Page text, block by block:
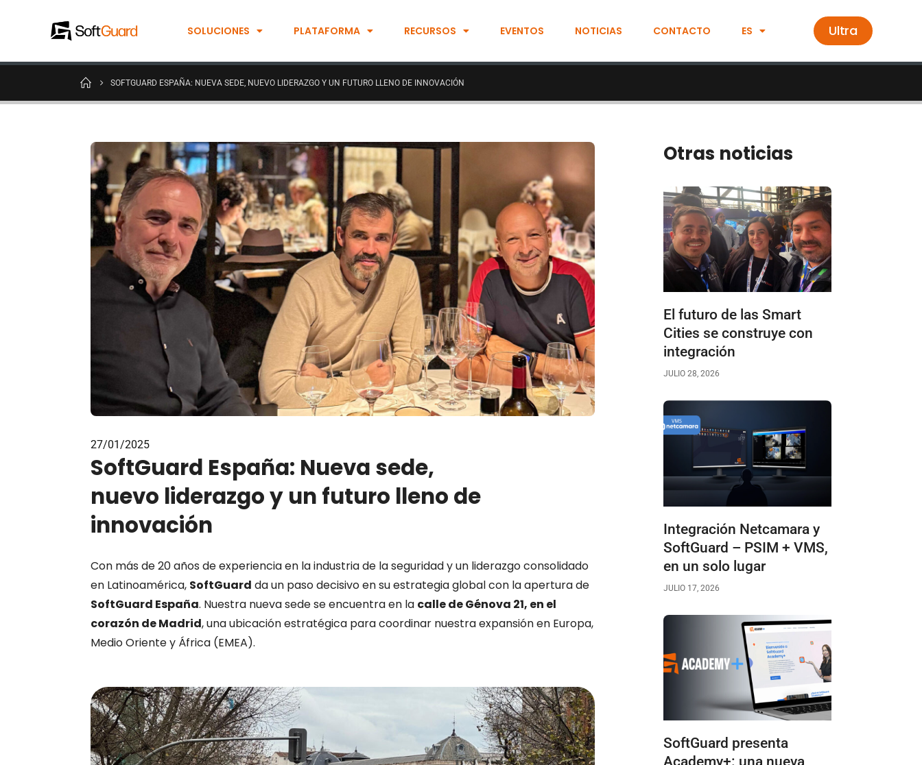
SOLUCIONES PLATAFORMA RECURSOS EVENTOS NOTICIAS CONTACTO ES Ultra
SOFTGUARD ESPAÑA: NUEVA SEDE, NUEVO LIDERAZGO Y UN FUTURO LLENO DE INNOVACIÓN
27/01/2025
SoftGuard España: Nueva sede,
nuevo liderazgo y un futuro lleno de
innovación
Con más de 20 años de experiencia en la industria de la seguridad y un liderazgo consolidado
en Latinoamérica, SoftGuard da un paso decisivo en su estrategia global con la apertura de
SoftGuard España. Nuestra nueva sede se encuentra en la calle de Génova 21, en el
corazón de Madrid, una ubicación estratégica para coordinar nuestra expansión en Europa,
Medio Oriente y África (EMEA).
Otras noticias
El futuro de las Smart
Cities se construye con
integración
JULIO 28, 2026
Integración Netcamara y
SoftGuard – PSIM + VMS,
en un solo lugar
JULIO 17, 2026
SoftGuard presenta